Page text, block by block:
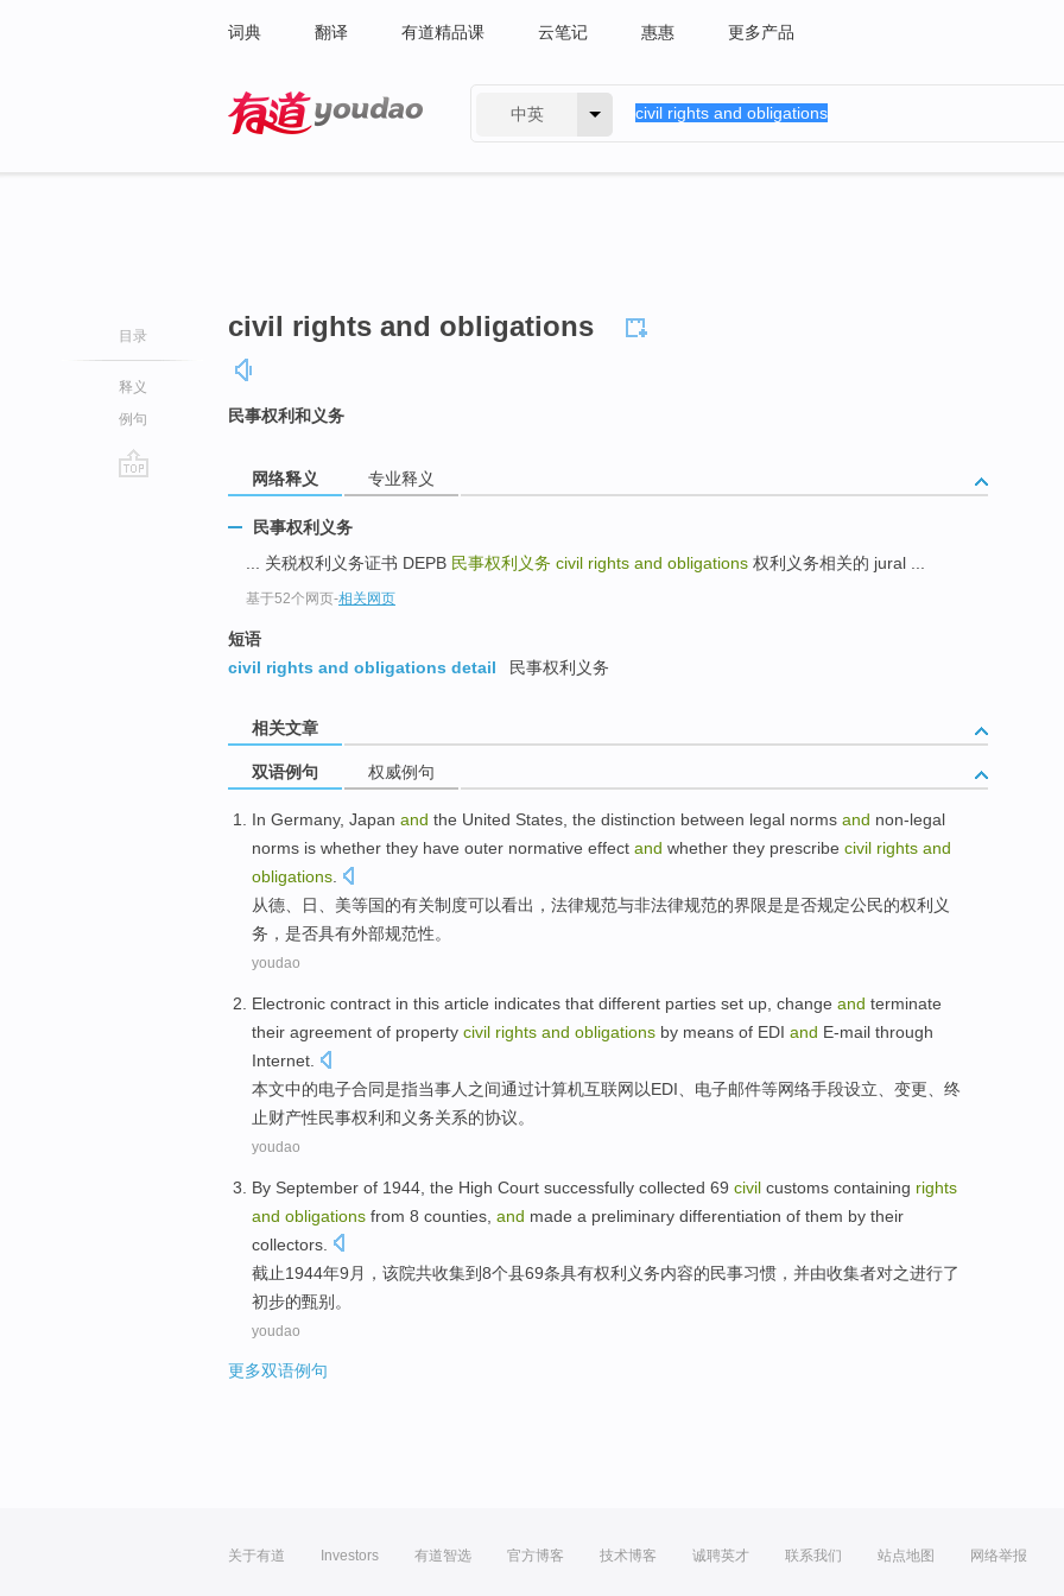
词典 翻译 有道精品课 云笔记 惠惠 更多产品
中英
目录
释义
例句
civil rights and obligations
民事权利和义务
网络释义 专业释义
民事权利义务
... 关税权利义务证书 DEPB 民事权利义务 civil rights and obligations 权利义务相关的 jural ...
基于52个网页-相关网页
短语
civil rights and obligations detail
民事权利义务
相关文章
双语例句 权威例句
In Germany, Japan and the United States the distinction between legal norms and non-legal
norms is whether they have outer normative effect and whether they prescribe civil rights and
obligations
从德 日 美等国的有关制度可以看出， 法律规范与非法律规范的界限是是否规定公民的权利 义
务 ，是否具有外部规范性。
youdao
Electronic contract in this article indicates that different parties set up change and terminate
their agreement of property civil rights and obligations by means of EDI and E-mail through
Internet
本文中的电子合同是指当事人 之间通过计算机互联网 以EDI 电子邮件等网络手段设立 变更
终
止财产性民事权利 和 义务关系的协议。
youdao
By September of 1944, the High Court successfully collected 69 civil customs containing rights
and obligations from 8 counties and made a preliminary differentiation of them by their
collectors
截止1944年9月 ，该院共收集到8个县69条具有权利 义务内容的民事习惯 ， 并由收集者对之进行了
初步的甄别。
youdao
更多双语例句
关于有道 Investors 有道智选 官方博客 技术博客 诚聘英才 联系我们 站点地图 网络举报